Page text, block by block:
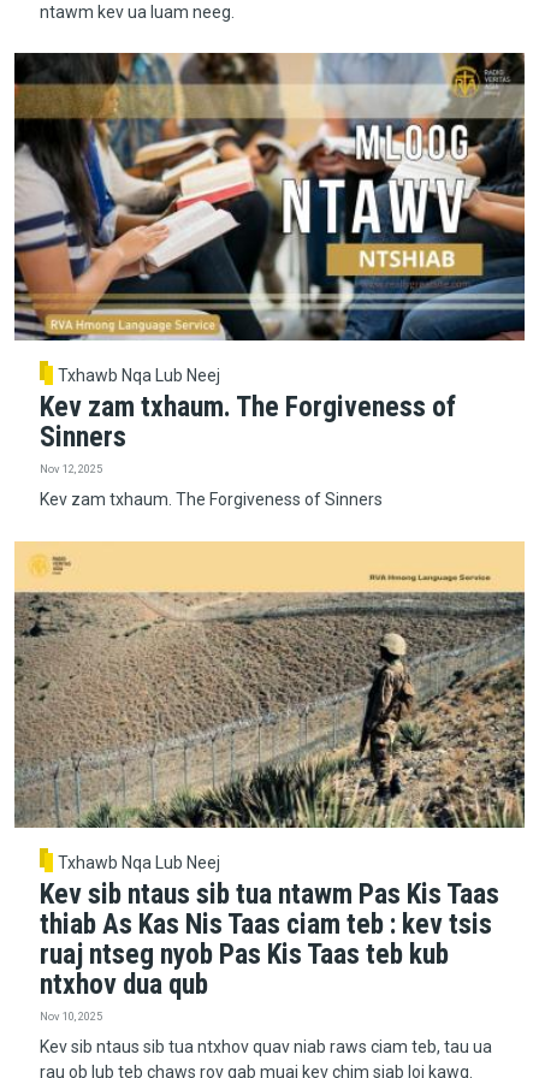
ntawm kev ua luam neeg.
Txhawb Nqa Lub Neej
Kev zam txhaum. The Forgiveness of
Sinners
Nov 12, 2025
Kev zam txhaum. The Forgiveness of Sinners
Txhawb Nqa Lub Neej
Kev sib ntaus sib tua ntawm Pas Kis Taas
thiab As Kas Nis Taas ciam teb : kev tsis
ruaj ntseg nyob Pas Kis Taas teb kub
ntxhov dua qub
Nov 10, 2025
Kev sib ntaus sib tua ntxhov quav niab raws ciam teb, tau ua
rau ob lub teb chaws rov qab muaj kev chim siab loj kawg.